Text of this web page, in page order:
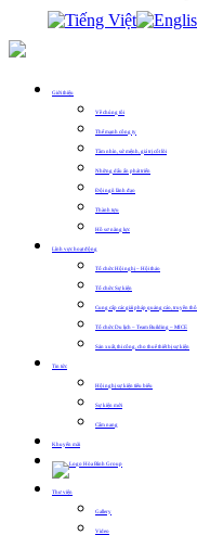
Giới thiệu
Về chúng tôi
Thế mạnh công ty
Tầm nhìn, sứ mệnh, giá trị cốt lõi
Những dấu ấn phát triển
Đội ngũ lãnh đạo
Thành tựu
Hồ sơ năng lực
Lĩnh vực hoạt động
Tổ chức Hội nghị – Hội thảo
Tổ chức Sự kiện
Cung cấp các giải pháp quảng cáo, truyền
Tổ chức Du lịch – Team Building – MICE
Sản xuất, thi công, cho thuê thiết bị sự kiện
Tin tức
Hội nghị sự kiện tiêu biểu
Sự kiện mới
Cẩm nang
Khuyến mãi
Thư viện
Gallery
Video